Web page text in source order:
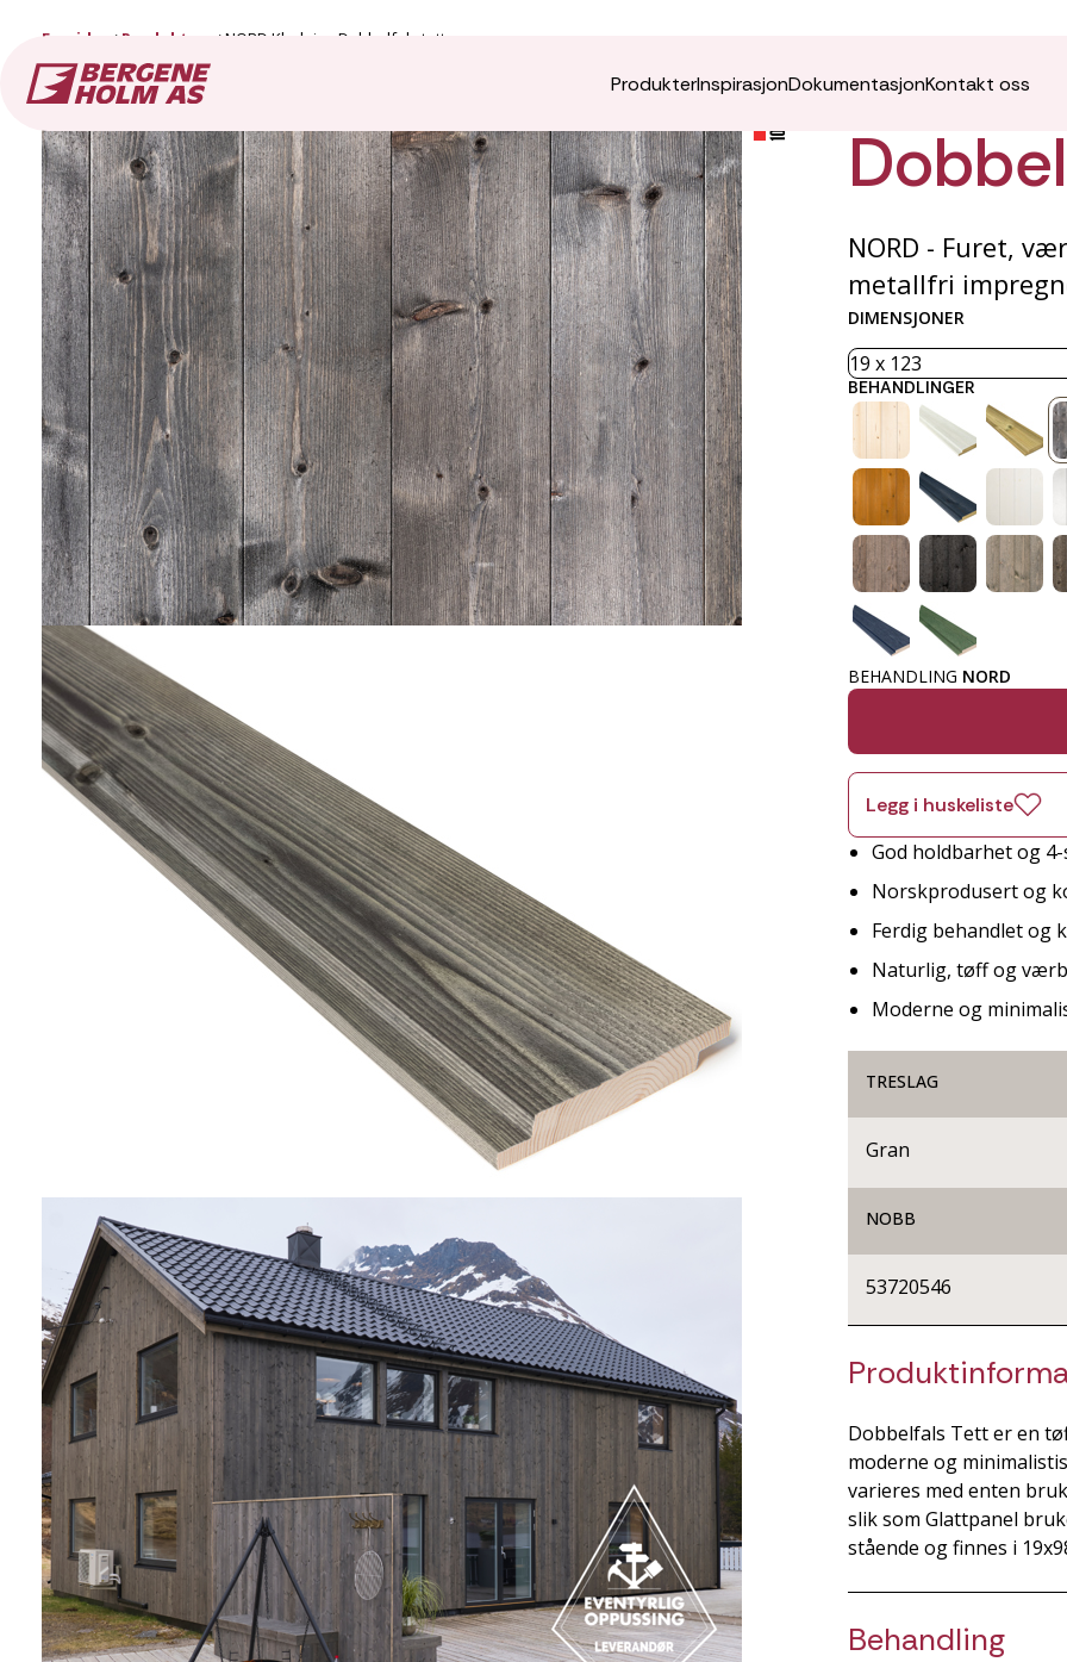
ProdukterInspirasjonDokumentasjonKontakt oss
Forside Produkter NORD Kledning Dobbelfals tett
NORD
NORD - Furet,
metallfri
DIMENSJONER
BEHANDLINGER
BEHANDLING NORD
Legg i huskeliste
God holdbarhet og
Norskprodusert og
Ferdig behandlet og
Naturlig, tøff og
Moderne og
TRESLAG
Gran
NOBB
53720546
Dobbelfals Tett er en
moderne og
varieres med enten
slik som Glattpanel
stående og finnes i
Behandling